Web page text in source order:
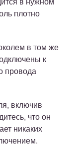
в нужном
плотно
в том же
к
провода
включив
что он
никаких